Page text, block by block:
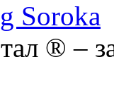
Soroka
® –